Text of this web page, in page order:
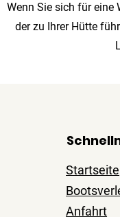
Wenn Sie sich für eine
der zu Ihrer Hütte
Startseite
Anfahrt